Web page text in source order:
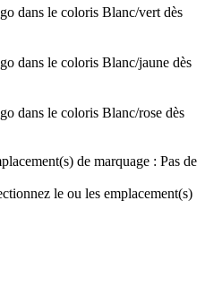
de marquage : Pas de
le ou les emplacement(s)